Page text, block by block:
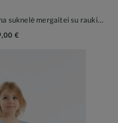
Madison Royal Blue – mėlyna suknelė mergaitei su raukiniais
€